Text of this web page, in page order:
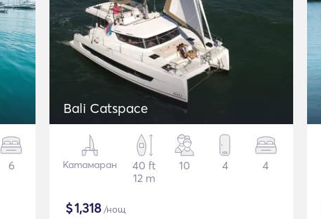
6
Bali Catspace
Катамаран
40 ft
12 m
10 4 4
$1,318/нощ